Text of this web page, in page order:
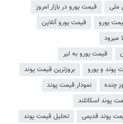
ملی
قیمت یورو در بازار امروز
یورو
قیمت یورو آنلاین
میرود
قیمت یورو به لیر
پوند و یورو
بروزترین قیمت پوند
چنده
نمودار قیمت پوند
پوند اسکاتلند
پوند قدیمی
تحلیل قیمت پوند